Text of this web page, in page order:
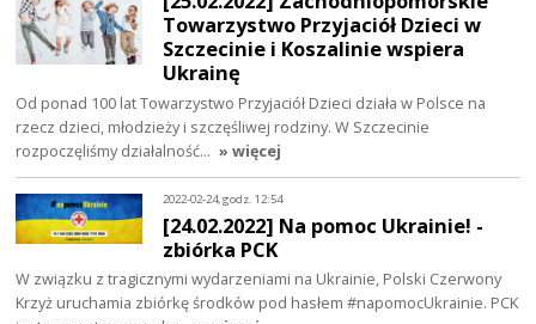
Towarzystwo Przyjaciół Dzieci w
Szczecinie i Koszalinie wspiera
Ukrainę
Od ponad 100 lat Towarzystwo Przyjaciół Dzieci działa w Polsce na
rzecz dzieci, młodzieży i szczęśliwej rodziny. W Szczecinie
rozpoczęliśmy działalność… » więcej
2022-02-24, godz. 12:54
[24.02.2022] Na pomoc Ukrainie! -
zbiórka PCK
W związku z tragicznymi wydarzeniami na Ukrainie, Polski Czerwony
Krzyż uruchamia zbiórkę środków pod hasłem #napomocUkrainie. PCK